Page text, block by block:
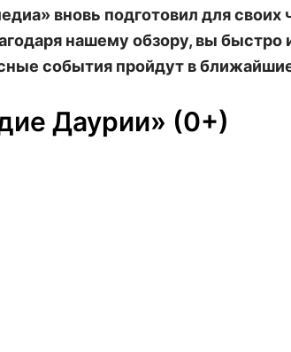
вновь подготовил для своих
нашему обзору, вы быстро
события пройдут в
Даурии» (0+)